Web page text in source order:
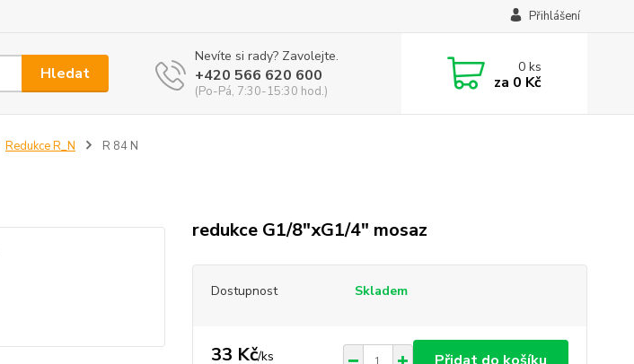
Přihlášení
Hledat
Nevíte si rady? Zavolejte.
+420 566 620 600
(Po-Pá, 7:30-15:30 hod.)
0ks
za 0 Kč
Redukce R_N R 84 N
redukce G1/8"xG1/4" mosaz
Dostupnost Skladem
33 Kč/ks